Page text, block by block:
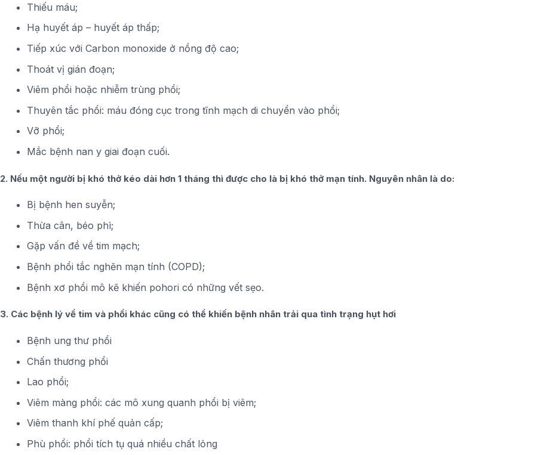
Thiếu máu;
Hạ huyết áp – huyết áp thấp;
Tiếp xúc với Carbon monoxide ở nồng độ cao;
Thoát vị gián đoạn;
Viêm phổi hoặc nhiễm trùng phổi;
Thuyên tắc phổi: máu đóng cục trong tĩnh mạch di chuyển vào phổi;
Vỡ phổi;
Mắc bệnh nan y giai đoạn cuối.
2. Nếu một người bị khó thở kéo dài hơn 1 tháng thì được cho là bị khó thở mạn tính. Nguyên nhân là do:
Bị bệnh hen suyễn;
Thừa cân, béo phì;
Gặp vấn đề về tim mạch;
Bệnh phổi tắc nghẽn mạn tính (COPD);
Bệnh xơ phổi mô kẽ khiến pohori có những vết sẹo.
3. Các bệnh lý về tim và phổi khác cũng có thể khiến bệnh nhân trải qua tình trạng hụt hơi
Bệnh ung thư phổi
Chấn thương phổi
Lao phổi;
Viêm màng phổi: các mô xung quanh phổi bị viêm;
Viêm thanh khí phế quản cấp;
Phù phổi: phổi tích tụ quá nhiều chất lỏng